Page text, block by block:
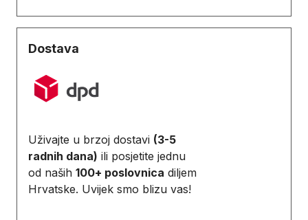
Dostava
Uživajte u brzoj dostavi (3-5
radnih dana) ili posjetite jednu
od naših 100+ poslovnica diljem
Hrvatske. Uvijek smo blizu vas!